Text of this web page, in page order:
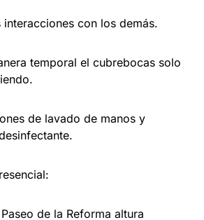
con los demás.
temporal el cubrebocas solo
de lavado de manos y
de la Reforma altura